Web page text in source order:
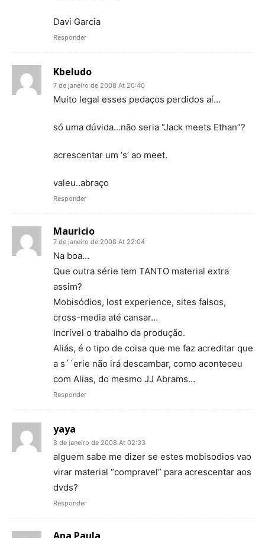
Davi Garcia
Responder
Kbeludo
7 de janeiro de 2008 At 20:40
Muito legal esses pedaços perdidos aí…
só uma dúvida…não seria “Jack meets Ethan”?
acrescentar um ‘s’ ao meet.
valeu..abraço
Responder
Mauricio
7 de janeiro de 2008 At 22:04
Na boa…
Que outra série tem TANTO material extra
assim?
Mobisódios, lost experience, sites falsos,
cross-media até cansar…
Incrível o trabalho da produção.
Aliás, é o tipo de coisa que me faz acreditar que
a s´´erie não irá descambar, como aconteceu
com Alias, do mesmo JJ Abrams…
Responder
yaya
8 de janeiro de 2008 At 02:33
alguem sabe me dizer se estes mobisodios vao
virar material “compravel” para acrescentar aos
dvds?
Responder